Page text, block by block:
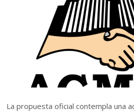
La propuesta oficial contempla una